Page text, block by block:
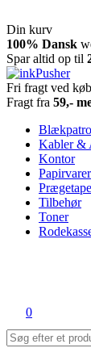
Din kurv
Spring
til
indhold
100% Dansk
Spar altid op til
inkPusher
Leverandør af
Fri fragt ved køb
Fragt fra 59,-
Kabler &
Kontor
Papirvarer
Tilbehør
Toner
0
efter: